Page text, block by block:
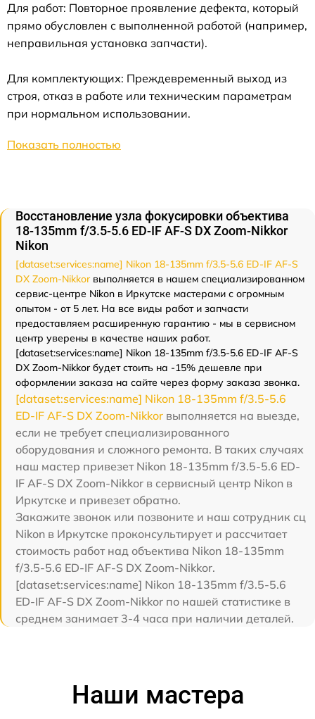
Для работ: Повторное проявление дефекта, который
прямо обусловлен с выполненной работой (например,
неправильная установка запчасти).
Для комплектующих: Преждевременный выход из
строя, отказ в работе или техническим параметрам
при нормальном использовании.
Показать полностью
Восстановление узла фокусировки объектива
18-135mm f/3.5-5.6 ED-IF AF-S DX Zoom-Nikkor
Nikon
[dataset:services:name] Nikon 18-135mm f/3.5-5.6 ED-IF AF-S
DX Zoom-Nikkorвыполняется в нашем специализированном
сервис-центре Nikon в Иркутске мастерами с огромным
опытом - от 5 лет. На все виды работ и запчасти
предоставляем расширенную гарантию - мы в сервисном
центр уверены в качестве наших работ.
[dataset:services:name] Nikon 18-135mm f/3.5-5.6 ED-IF AF-S
DX Zoom-Nikkor будет стоить на -15% дешевле при
оформлении заказа на сайте через форму заказа звонка.
[dataset:services:name] Nikon 18-135mm f/3.5-5.6
ED-IF AF-S DX Zoom-Nikkor выполняется на выезде,
если не требует специализированного
оборудования и сложного ремонта. В таких случаях
наш мастер привезет Nikon 18-135mm f/3.5-5.6 ED-
IF AF-S DX Zoom-Nikkor в сервисный центр Nikon в
Иркутске и привезет обратно.
Закажите звонок или позвоните и наш сотрудник сц
Nikon в Иркутске проконсультирует и рассчитает
стоимость работ над объектива Nikon 18-135mm
f/3.5-5.6 ED-IF AF-S DX Zoom-Nikkor.
[dataset:services:name] Nikon 18-135mm f/3.5-5.6
ED-IF AF-S DX Zoom-Nikkor по нашей статистике в
среднем занимает 3-4 часа при наличии деталей.
Наши мастера